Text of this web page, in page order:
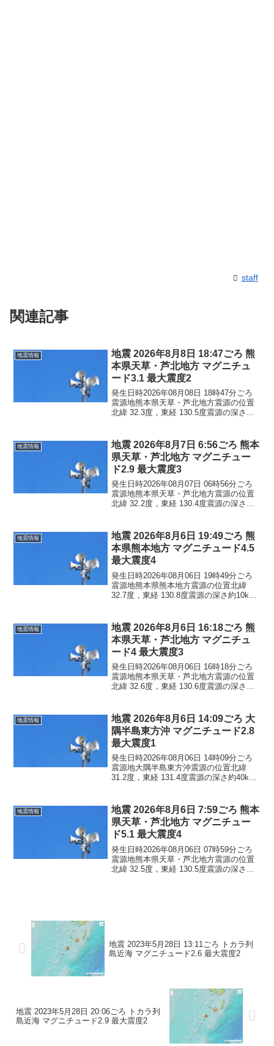
staff
関連記事
地震情報
地震 2026年8月8日 18:47ごろ 熊
本県天草・芦北地方 マグニチュ
ード3.1 最大震度2
発生日時2026年08月08日 18時47分ごろ
震源地熊本県天草・芦北地方震源の位置
北緯 32.3度，東経 130.5度震源の深さ約
はありません。震度2熊本県...
地震情報
地震 2026年8月7日 6:56ごろ 熊本
県天草・芦北地方 マグニチュー
ド2.9 最大震度3
発生日時2026年08月07日 06時56分ごろ
震源地熊本県天草・芦北地方震源の位置
北緯 32.2度，東経 130.4度震源の深さ約
はありません。震度3熊本県...
地震情報
地震 2026年8月6日 19:49ごろ 熊
本県熊本地方 マグニチュード4.5
最大震度4
発生日時2026年08月06日 19時49分ごろ
震源地熊本県熊本地方震源の位置北緯
32.7度，東経 130.8度震源の深さ約10km
りません。震度4熊本県熊本西...
地震情報
地震 2026年8月6日 16:18ごろ 熊
本県天草・芦北地方 マグニチュ
ード4 最大震度3
発生日時2026年08月06日 16時18分ごろ
震源地熊本県天草・芦北地方震源の位置
北緯 32.6度，東経 130.6度震源の深さ約
はありません。震度3熊本県...
地震情報
地震 2026年8月6日 14:09ごろ 大
隅半島東方沖 マグニチュード2.8
最大震度1
発生日時2026年08月06日 14時09分ごろ
震源地大隅半島東方沖震源の位置北緯
31.2度，東経 131.4度震源の深さ約40km
りません。震度1鹿児島県鹿屋...
地震情報
地震 2026年8月6日 7:59ごろ 熊本
県天草・芦北地方 マグニチュー
ド5.1 最大震度4
発生日時2026年08月06日 07時59分ごろ
震源地熊本県天草・芦北地方震源の位置
北緯 32.5度，東経 130.5度震源の深さ約
地震 2023年5月28日 13:11ごろ トカラ列
島近海 マグニチュード2.6 最大震度2
地震 2023年5月28日 20:06ごろ トカラ列
島近海 マグニチュード2.9 最大震度2